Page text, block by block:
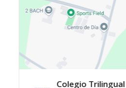
Colegio